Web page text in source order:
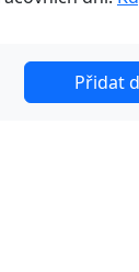
Přidat